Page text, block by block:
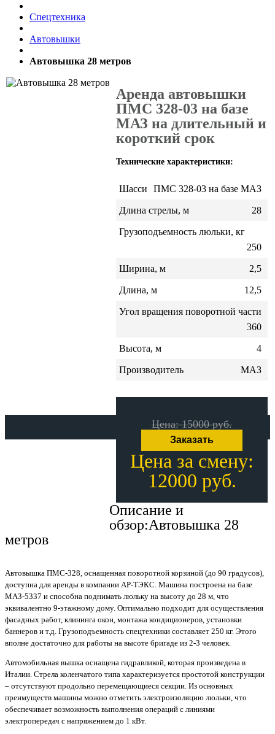
Спецтехника
Автовышки
Автовышка 28 метров
Аренда автовышки
ПМС 328-03 на базе
МАЗ на длительный и
короткий срок
Технические характеристики:
Шасси ПМС 328-03 на базе МАЗ
Длина стрелы, м 28
Грузоподъемность люльки, кг
250
Ширина, м 2,5
Длина, м 12,5
Угол вращения поворотной части
360
Высота, м 4
Производитель МАЗ
Цена: 15000 руб.
Заказать
Цена за смену:
12000 руб.
Описание и
обзор:Автовышка 28
метров
Автовышка ПМС-328, оснащенная поворотной корзиной (до 90 градусов),
доступна для аренды в компании АР-ТЭКС. Машина построена на базе
МАЗ-5337 и способна поднимать люльку на высоту до 28 м, что
эквивалентно 9-этажному дому. Оптимально подходит для осуществления
фасадных работ, клининга окон, монтажа кондиционеров, установки
баннеров и т.д. Грузоподъемность спецтехники составляет 250 кг. Этого
вполне достаточно для работы на высоте бригаде из 2-3 человек.
Автомобильная вышка оснащена гидравликой, которая произведена в
Италии. Стрела коленчатого типа характеризуется простотой конструкции
– отсутствуют продольно перемещающиеся секции. Из основных
преимуществ машины можно отметить электроизоляцию люльки, что
обеспечивает возможность выполнения операций с линиями
электропередач с напряжением до 1 кВт.